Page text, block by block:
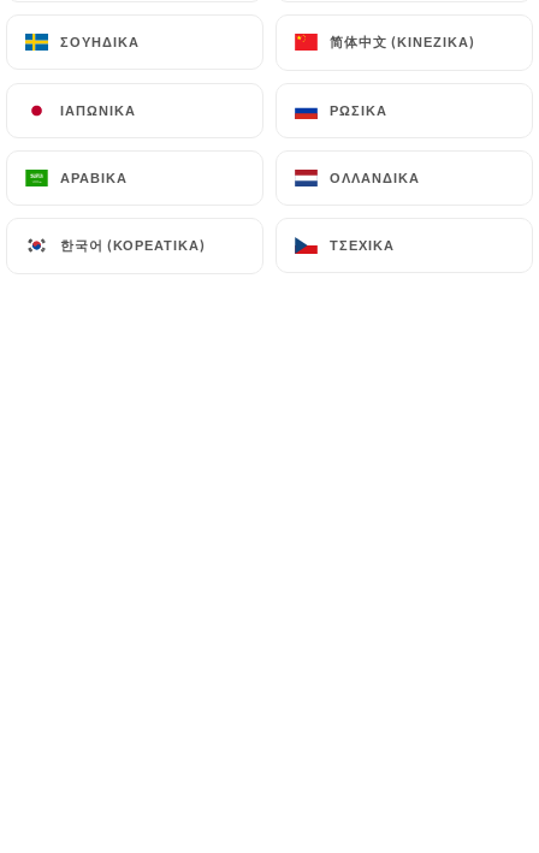
ΜΕΝΟΎ EL
ΣΟΥΗΔΙΚΆ 简体中文 (ΚΙΝΈΖΙΚΑ)
ΙΑΠΩΝΙΚΆ ΡΩΣΙΚΆ
ΑΡΑΒΙΚΆ ΟΛΛΑΝΔΙΚΆ
한국어 (ΚΟΡΕΆΤΙΚΑ) ΤΣΈΧΙΚΑ
Τύπος
ΣΟΥΗΔΙΚΆ 简体中文 (ΚΙΝΈΖΙΚΑ)
ΙΑΠΩΝΙΚΆ ΡΩΣΙΚΆ
ΑΡΑΒΙΚΆ ΟΛΛΑΝΔΙΚΆ
한국어 (ΚΟΡΕΆΤΙΚΑ) ΤΣΈΧΙΚΑ